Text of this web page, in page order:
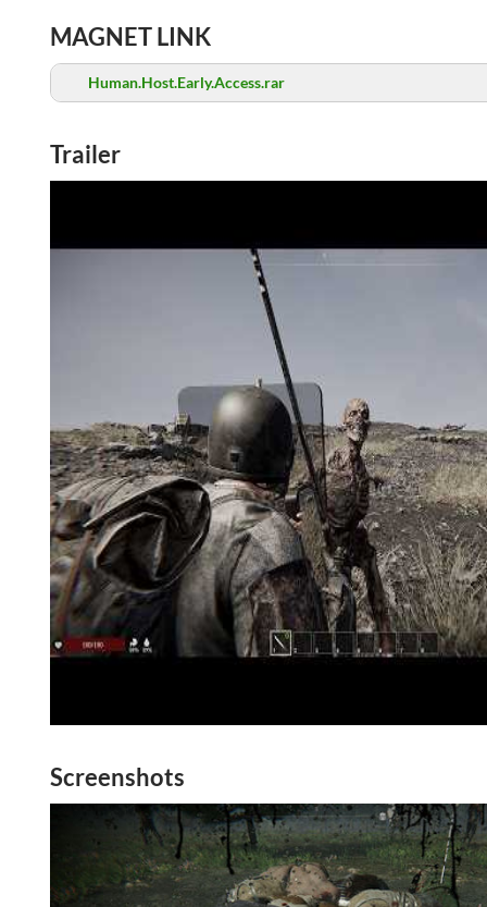
MAGNET LINK
Human.Host.Early.Access.rar
Trailer
Screenshots